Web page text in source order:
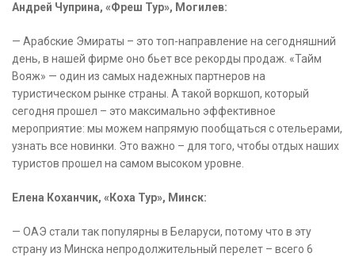
Андрей Чуприна, «Фреш Тур», Могилев:
— Арабские Эмираты – это топ-направление на сегодняшний
день, в нашей фирме оно бьет все рекорды продаж. «Тайм
Вояж» — один из самых надежных партнеров на
туристическом рынке страны. А такой воркшоп, который
сегодня прошел – это максимально эффективное
мероприятие: мы можем напрямую пообщаться с отельерами,
узнать все новинки. Это важно – для того, чтобы отдых наших
туристов прошел на самом высоком уровне.
Елена Коханчик, «Коха Тур», Минск:
— ОАЭ стали так популярны в Беларуси, потому что в эту
страну из Минска непродолжительный перелет – всего 6